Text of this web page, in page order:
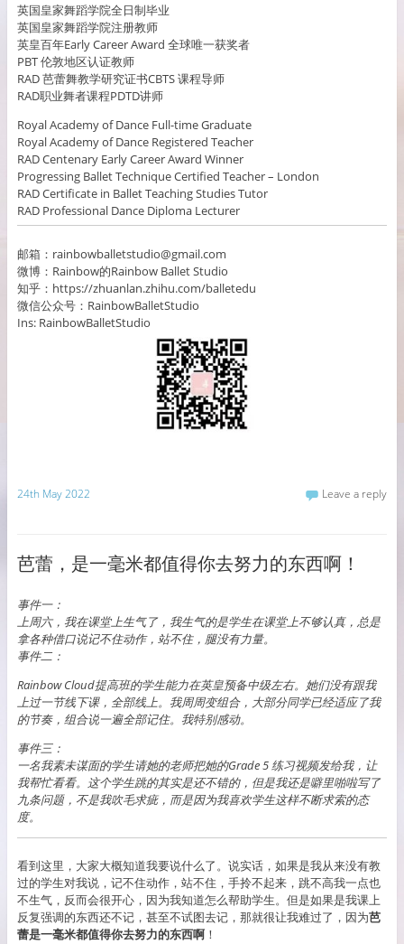
英国皇家舞蹈学院全日制毕业
英国皇家舞蹈学院注册教师
英皇百年Early Career Award 全球唯一获奖者
PBT 伦敦地区认证教师
RAD 芭蕾舞教学研究证书CBTS 课程导师
RAD职业舞者课程PDTD讲师
Royal Academy of Dance Full-time Graduate
Royal Academy of Dance Registered Teacher
RAD Centenary Early Career Award Winner
Progressing Ballet Technique Certified Teacher – London
RAD Certificate in Ballet Teaching Studies Tutor
RAD Professional Dance Diploma Lecturer
邮箱：rainbowballetstudio@gmail.com
微博：Rainbow的Rainbow Ballet Studio
知乎：https://zhuanlan.zhihu.com/balletedu
微信公众号：RainbowBalletStudio
Ins: RainbowBalletStudio
24th May 2022 Leave a reply
芭蕾，是一毫米都值得你去努力的东西啊！
事件一：
上周六，我在课堂上生气了，我生气的是学生在课堂上不够认真，总是
拿各种借口说记不住动作，站不住，腿没有力量。
事件二：
Rainbow Cloud提高班的学生能力在英皇预备中级左右。她们没有跟我
上过一节线下课，全部线上。我周周变组合，大部分同学已经适应了我
的节奏，组合说一遍全部记住。我特别感动。
事件三：
一名我素未谋面的学生请她的老师把她的Grade 5 练习视频发给我，让
我帮忙看看。这个学生跳的其实是还不错的，但是我还是噼里啪啦写了
九条问题，不是我吹毛求疵，而是因为我喜欢学生这样不断求索的态
度。
看到这里，大家大概知道我要说什么了。说实话，如果是我从来没有教
过的学生对我说，记不住动作，站不住，手拎不起来，跳不高我一点也
不生气，反而会很开心，因为我知道怎么帮助学生。但是如果是我课上
反复强调的东西还不记，甚至不试图去记，那就很让我难过了，因为芭
蕾是一毫米都值得你去努力的东西啊！